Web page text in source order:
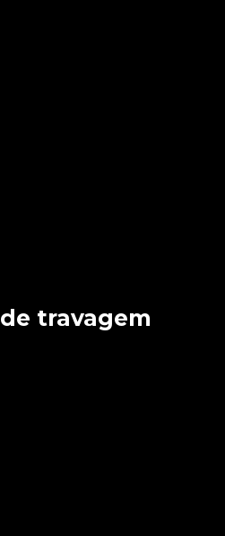
de travagem